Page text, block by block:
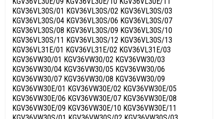
KGV36VL30S/01 KGV36VL30S/02 KGV36VL30S/03
KGV36VL30S/04 KGV36VL30S/06 KGV36VL30S/07
KGV36VL30S/08 KGV36VL30S/09 KGV36VL30S/10
KGV36VL30S/11 KGV36VL30S/12 KGV36VL30S/13
KGV36VL31E/01 KGV36VL31E/02 KGV36VL31E/03
KGV36VW30/01 KGV36VW30/02 KGV36VW30/03
KGV36VW30/04 KGV36VW30/05 KGV36VW30/06
KGV36VW30/07 KGV36VW30/08 KGV36VW30/09
KGV36VW30E/01 KGV36VW30E/02 KGV36VW30E/05
KGV36VW30E/06 KGV36VW30E/07 KGV36VW30E/08
KGV36VW30E/09 KGV36VW30E/10 KGV36VW30E/11